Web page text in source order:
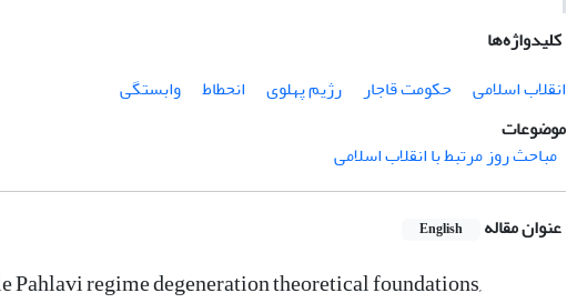
کلیدواژه‌ها
انقلاب اسلامی
حکومت قاجار رژیم پهلوی انحطاط
وابستگی
موضوعات
مباحث روز مرتبط با انقلاب اسلامی
عنوان مقاله English
regime degeneration theoretical foundations,